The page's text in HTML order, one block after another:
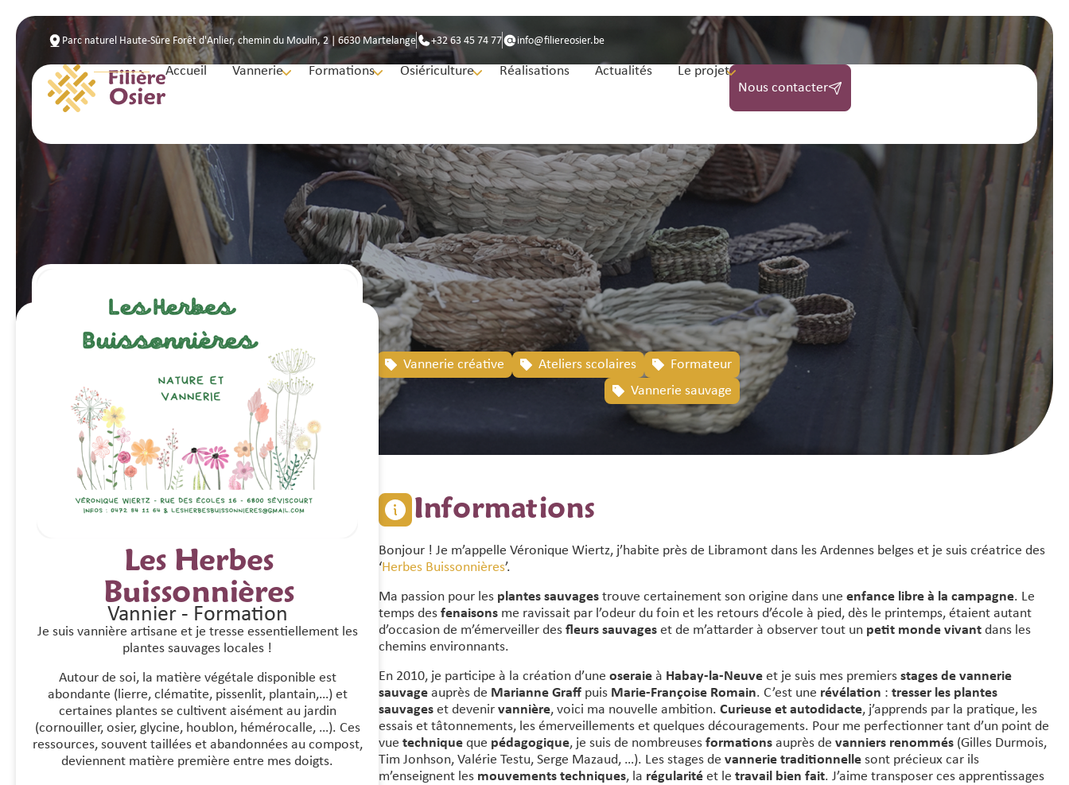
Parc naturel Haute-Sûre Forêt d'Anlier, chemin du Moulin, 2 | 6630 Martelange +32 63 45 74 77 info@filiereosier.be
Accueil Vannerie Formations Osiériculture Réalisations Actualités
Le projet
Nous contacter
Accueil/Les Herbes Buissonnières
Vannerie douce Vannerie créative Ateliers scolaires
Formateur
Vannerie sauvage
Les Herbes
Buissonnières
Vannier- Formation
Je suis vannière artisane et je tresse essentiellement les
plantes sauvages locales !
Autour de soi, la matière végétale disponible est
abondante (lierre, clématite, pissenlit, plantain,…) et
certaines plantes se cultivent aisément au jardin
(cornouiller, osier, glycine, houblon, hémérocalle, …). Ces
ressources, souvent taillées et abandonnées au compost,
deviennent matière première entre mes doigts.
Informations
Bonjour ! Je m’appelle Véronique Wiertz, j’habite près de Libramont dans les Ardennes belges et je suis créatrice des
‘Herbes Buissonnières’.
Ma passion pour les plantes sauvages trouve certainement son origine dans uneenfance libre à la campagne. Le
temps desfenaisons me ravissait par l’odeur du foin et les retours d’école à pied, dès le printemps, étaient autant
d’occasion de m’émerveiller desfleurs sauvages et de m’attarder à observer tout un petit monde vivant dans les
chemins environnants.
En 2010, je participe à la création d’uneoseraie à Habay-la-Neuve et je suis mes premiersstages de vannerie
sauvage auprès de Marianne Graff puis Marie-Françoise Romain. C’est une révélation :tresser les plantes
sauvages et devenirvannière, voici ma nouvelle ambition.Curieuse et autodidacte, j’apprends par la pratique, les
essais et tâtonnements, les émerveillements et quelques découragements. Pour me perfectionner tant d’un point de
vuetechnique que pédagogique, je suis de nombreusesformations auprès devanniers renommés (Gilles Durmois,
Tim Jonhson, Valérie Testu, Serge Mazaud, …). Les stages devannerie traditionnelle sont précieux car ils
m’enseignent les mouvements techniques, la régularité et letravail bien fait. J’aime transposer ces apprentissages